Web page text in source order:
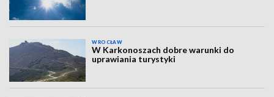
WROCŁAW
W Karkonoszach dobre warunki do
uprawiania turystyki